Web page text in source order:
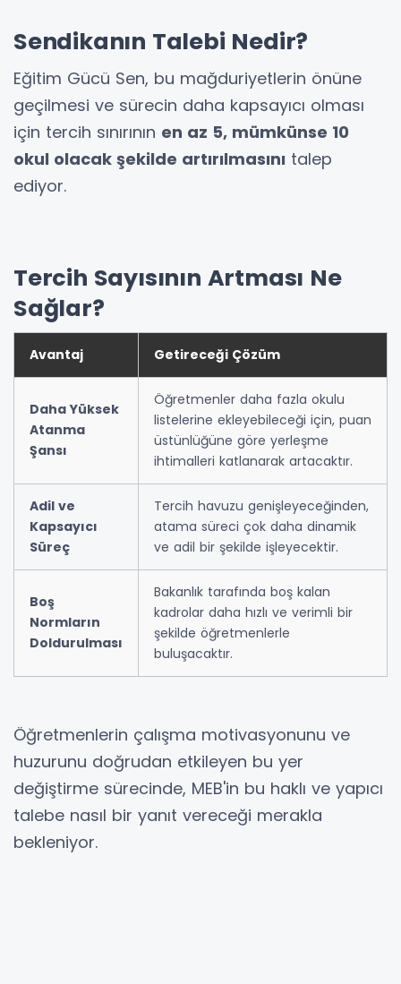
Sendikanın Talebi Nedir?
Eğitim Gücü Sen, bu mağduriyetlerin önüne
geçilmesi ve sürecin daha kapsayıcı olması
için tercih sınırının en az 5, mümkünse 10
okul olacak şekilde artırılmasını talep
ediyor.
Tercih Sayısının Artması Ne
Sağlar?
Avantaj Getireceği Çözüm
Daha Yüksek
Atanma
Şansı
Öğretmenler daha fazla okulu
listelerine ekleyebileceği için, puan
üstünlüğüne göre yerleşme
ihtimalleri katlanarak artacaktır.
Adil ve
Kapsayıcı
Süreç
Tercih havuzu genişleyeceğinden,
atama süreci çok daha dinamik
ve adil bir şekilde işleyecektir.
Boş
Normların
Doldurulması
Bakanlık tarafında boş kalan
kadrolar daha hızlı ve verimli bir
şekilde öğretmenlerle
buluşacaktır.
Öğretmenlerin çalışma motivasyonunu ve
huzurunu doğrudan etkileyen bu yer
değiştirme sürecinde, MEB'in bu haklı ve yapıcı
talebe nasıl bir yanıt vereceği merakla
bekleniyor.